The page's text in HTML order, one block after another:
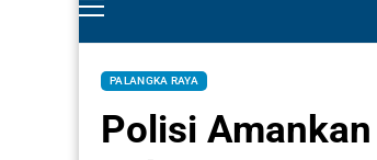
PALANGKA RAYA
Polisi